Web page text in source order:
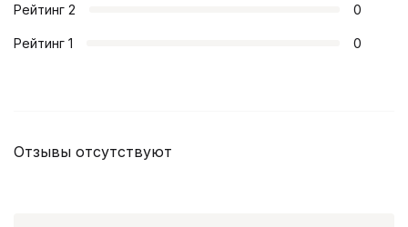
Рейтинг 2 0
Рейтинг 1 0
Отзывы отсутствуют